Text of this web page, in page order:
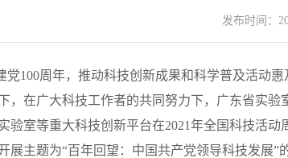
发布时间：
党100周年，推动科技创新成果和科学普及活动
，在广大科技工作者的共同努力下，广东省实
验室等重大科技创新平台在2021年全国科技活
展主题为“百年回望：中国共产党领导科技发展